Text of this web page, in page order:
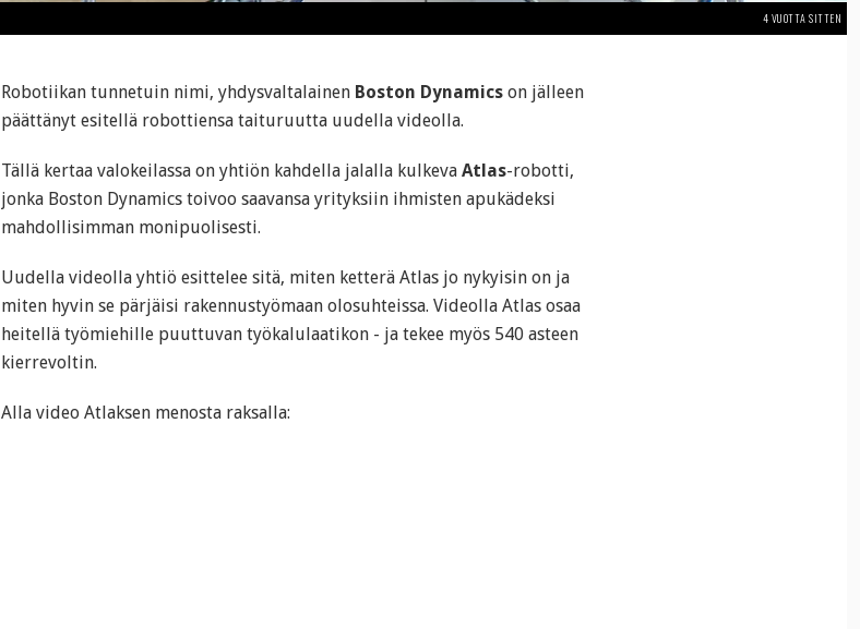
4 VUOTTA SITTEN
Robotiikan tunnetuin nimi, yhdysvaltalainen Boston Dynamics on jälleen
päättänyt esitellä robottiensa taituruutta uudella videolla.
Tällä kertaa valokeilassa on yhtiön kahdella jalalla kulkeva Atlas-robotti,
jonka Boston Dynamics toivoo saavansa yrityksiin ihmisten apukädeksi
mahdollisimman monipuolisesti.
Uudella videolla yhtiö esittelee sitä, miten ketterä Atlas jo nykyisin on ja
miten hyvin se pärjäisi rakennustyömaan olosuhteissa. Videolla Atlas osaa
heitellä työmiehille puuttuvan työkalulaatikon - ja tekee myös 540 asteen
kierrevoltin.
Alla video Atlaksen menosta raksalla: